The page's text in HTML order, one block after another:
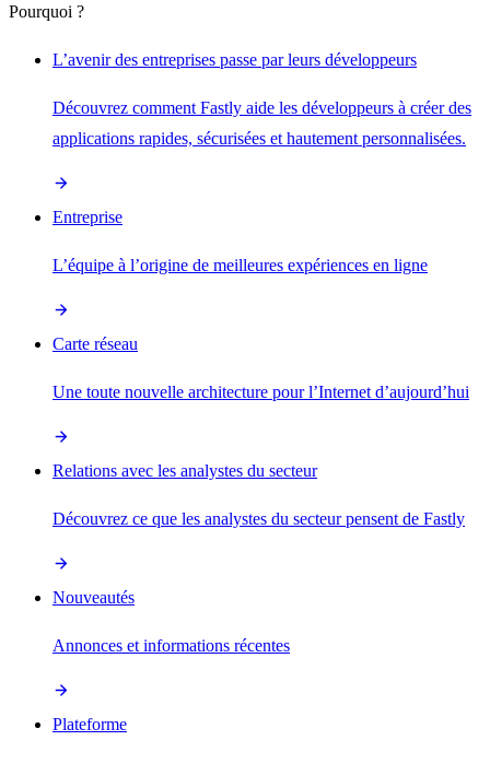
Pourquoi ?
L’avenir des entreprises passe par leurs développeurs
Découvrez comment Fastly aide les développeurs à créer des
applications rapides, sécurisées et hautement personnalisées.
Entreprise
L’équipe à l’origine de meilleures expériences en ligne
Carte réseau
Une toute nouvelle architecture pour l’Internet d’aujourd’hui
Relations avec les analystes du secteur
Découvrez ce que les analystes du secteur pensent de Fastly
Nouveautés
Annonces et informations récentes
Plateforme